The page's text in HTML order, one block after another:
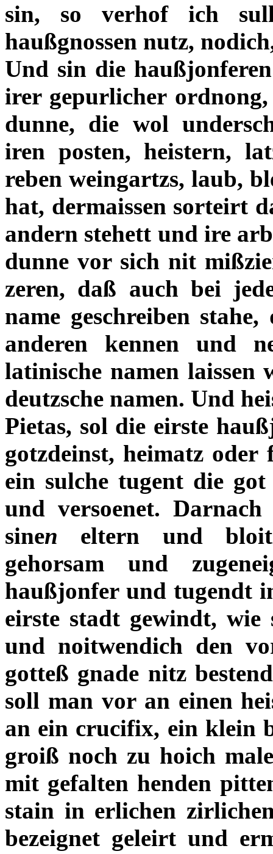
sin, so verhof ich
haußgnossen nutz,
Und sin die
irer gepurlicher
dunne, die wol
iren posten, heistern,
reben weingartzs, laub,
hat, dermaissen sorteirt
andern stehett und ire
dunne vor sich nit
zeren, daß auch bei
name geschreiben
anderen kennen und
latinische namen laissen
deutzsche namen. Und
Pietas, sol die eirste
gotzdeinst, heimatz
ein sulche tugent die
und versoenet.
sinen eltern und
gehorsam und
haußjonfer und tugendt
eirste stadt gewindt,
und noitwendich den
gotteß gnade nitz
soll man vor an einen
an ein crucifix, ein klein
groiß noch zu hoich
mit gefalten henden
stain in erlichen
bezeignet geleirt und